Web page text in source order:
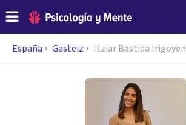
España Gasteiz Itziar Bastida Irigoyen